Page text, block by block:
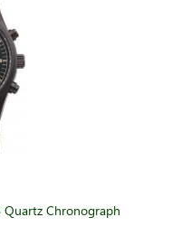
Quartz Chronograph